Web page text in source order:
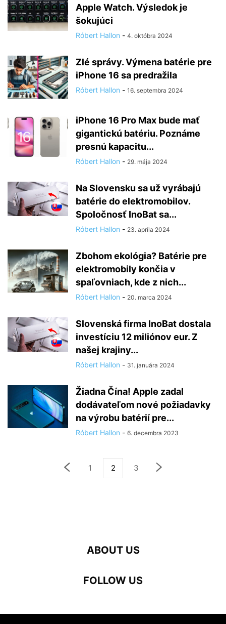
Apple Watch. Výsledok je
šokujúci
Róbert Hallon - 4. októbra 2024
Zlé správy. Výmena batérie pre
iPhone 16 sa predražila
Róbert Hallon - 16. septembra 2024
iPhone 16 Pro Max bude mať
gigantickú batériu. Poznáme
presnú kapacitu...
Róbert Hallon - 29. mája 2024
Na Slovensku sa už vyrábajú
batérie do elektromobilov.
Spoločnosť InoBat sa...
Róbert Hallon - 23. apríla 2024
Zbohom ekológia? Batérie pre
elektromobily končia v
spaľovniach, kde z nich...
Róbert Hallon - 20. marca 2024
Slovenská firma InoBat dostala
investíciu 12 miliónov eur. Z
našej krajiny...
Róbert Hallon - 31. januára 2024
Žiadna Čína! Apple zadal
dodávateľom nové požiadavky
na výrobu batérií pre...
Róbert Hallon - 6. decembra 2023
1 2 3
ABOUT US
FOLLOW US